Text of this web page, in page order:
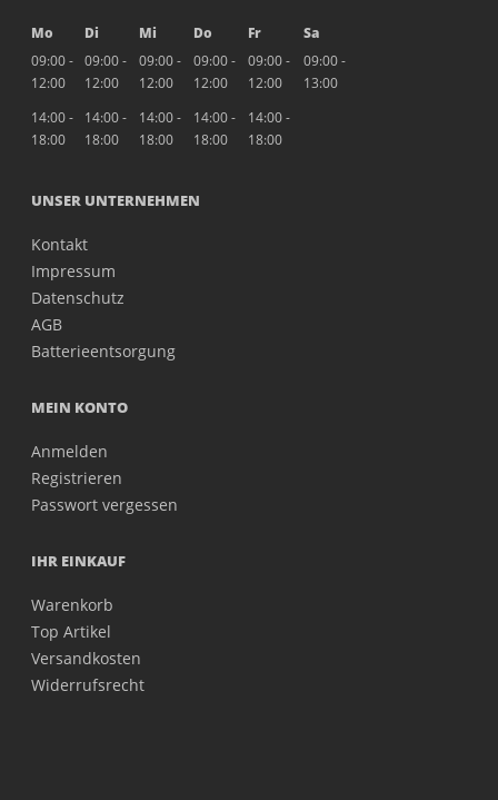
Mo Di Mi Do Fr
Sa
09:00 -
12:00
09:00 -
12:00
09:00 -
12:00
09:00 -
12:00
09:00 -
12:00
09:00 -
13:00
14:00 -
18:00
14:00 -
18:00
14:00 -
18:00
14:00 -
18:00
14:00 -
18:00
UNSER UNTERNEHMEN
Kontakt
Impressum
Datenschutz
AGB
Batterieentsorgung
MEIN KONTO
Anmelden
Registrieren
Passwort vergessen
IHR EINKAUF
Warenkorb
Top Artikel
Versandkosten
Widerrufsrecht